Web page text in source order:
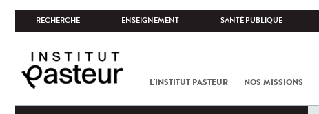
RECHERCHE ENSEIGNEMENT SANTÉ PUBLIQUE
L'INSTITUT PASTEUR NOS MISSIONS